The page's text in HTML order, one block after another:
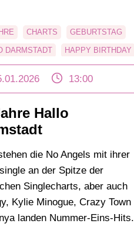
CHARTS GEBURTSTAG
DARMSTADT HAPPY BIRTHDAY
RADESTOCK
13:00
Hallo
die No Angels mit ihrer
an der Spitze der
Singlecharts, aber auch
Kylie Minogue, Crazy Town
landen Nummer-Eins-Hits.